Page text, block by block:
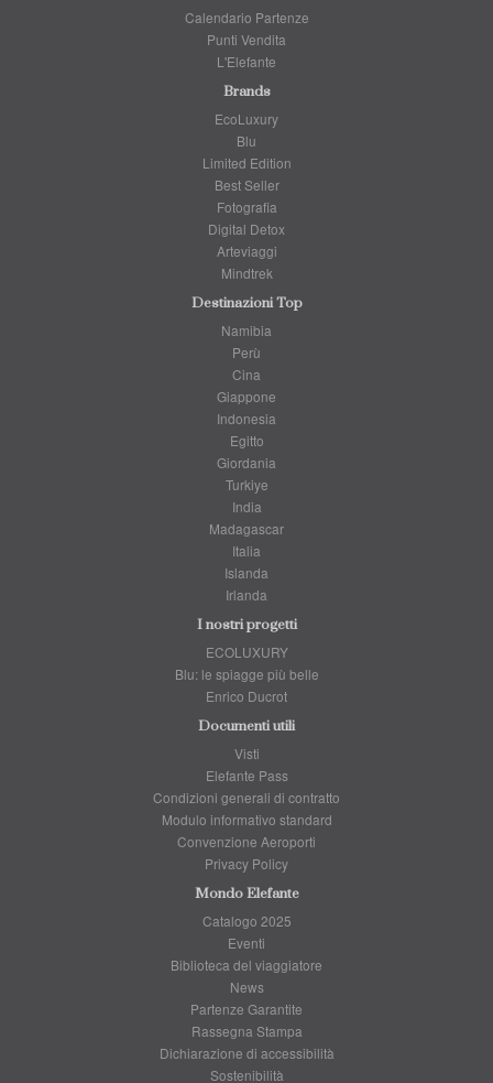
Calendario Partenze
Punti Vendita
L'Elefante
Brands
EcoLuxury
Blu
Limited Edition
Best Seller
Fotografia
Digital Detox
Arteviaggi
Mindtrek
Destinazioni Top
Namibia
Perù
Cina
Giappone
Indonesia
Egitto
Giordania
Turkiye
India
Madagascar
Italia
Islanda
Irlanda
I nostri progetti
ECOLUXURY
Blu: le spiagge più belle
Enrico Ducrot
Documenti utili
Visti
Elefante Pass
Condizioni generali di contratto
Modulo informativo standard
Convenzione Aeroporti
Privacy Policy
Mondo Elefante
Catalogo 2025
Eventi
Biblioteca del viaggiatore
News
Partenze Garantite
Rassegna Stampa
Dichiarazione di accessibilità
Sostenibilità